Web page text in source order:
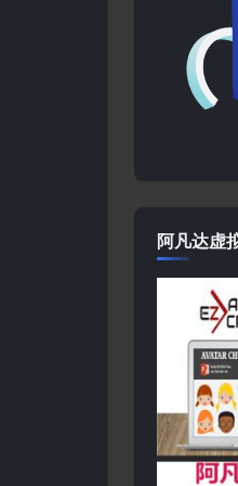
阿凡达虚